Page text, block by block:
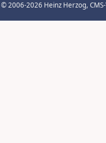
© 2006-2026 Heinz Herzog,